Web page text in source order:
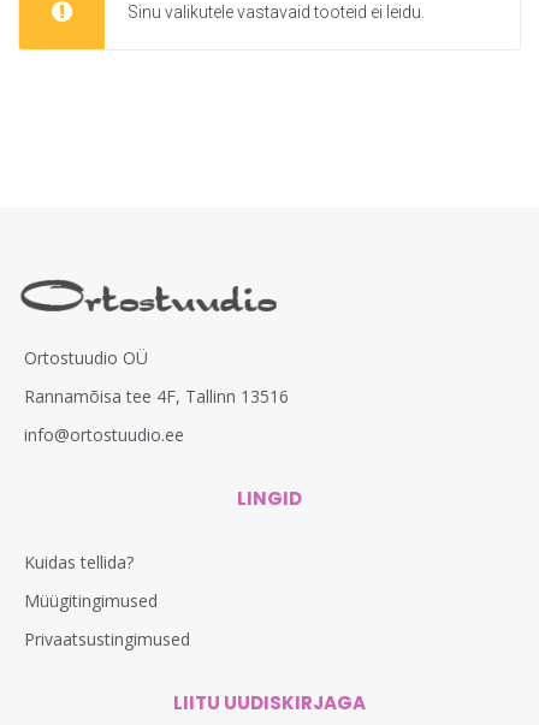
Sinu valikutele vastavaid tooteid ei leidu.
Ortostuudio OÜ
Rannamõisa tee 4F, Tallinn 13516
info@ortostuudio.ee
LINGID
Kuidas tellida?
Müügitingimused
Privaatsustingimused
LIITU UUDISKIRJAGA